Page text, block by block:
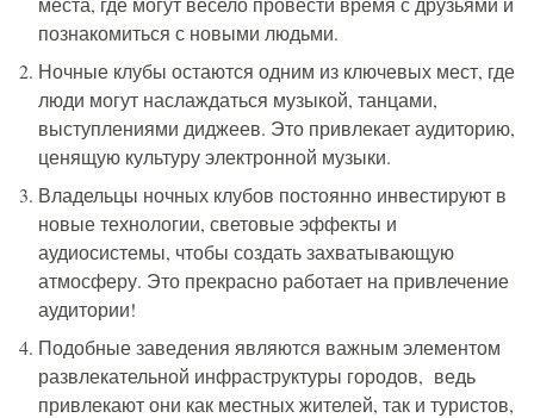
познакомиться с новыми людьми.
Ночные клубы остаются одним из ключевых мест, где
люди могут наслаждаться музыкой, танцами,
выступлениями диджеев. Это привлекает аудиторию,
ценящую культуру электронной музыки.
Владельцы ночных клубов постоянно инвестируют в
новые технологии, световые эффекты и
аудиосистемы, чтобы создать захватывающую
атмосферу. Это прекрасно работает на привлечение
аудитории!
Подобные заведения являются важным элементом
развлекательной инфраструктуры городов, ведь
привлекают они как местных жителей, так и туристов,